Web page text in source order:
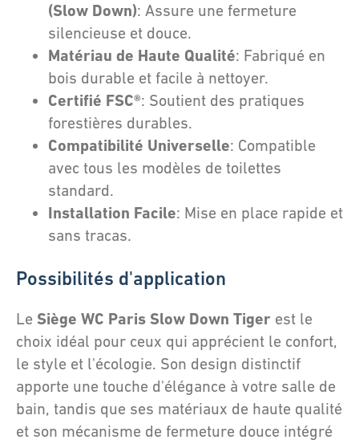
(Slow Down): Assure une fermeture
silencieuse et douce.
Matériau de Haute Qualité: Fabriqué en
bois durable et facile à nettoyer.
Certifié FSC®: Soutient des pratiques
forestières durables.
Compatibilité Universelle: Compatible
avec tous les modèles de toilettes
standard.
Installation Facile: Mise en place rapide et
sans tracas.
Possibilités d'application
Le Siège WC Paris Slow Down Tiger est le
choix idéal pour ceux qui apprécient le confort,
le style et l'écologie. Son design distinctif
apporte une touche d'élégance à votre salle de
bain, tandis que ses matériaux de haute qualité
et son mécanisme de fermeture douce intégré